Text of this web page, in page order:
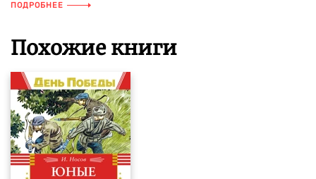
ПОДРОБНЕЕ
Похожие книги